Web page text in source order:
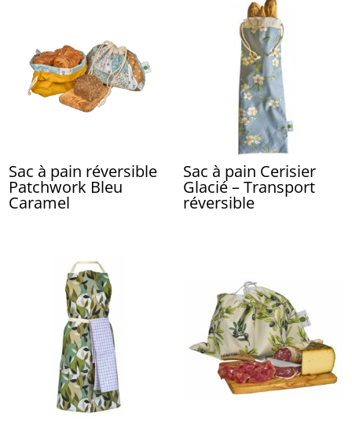
Sac à pain réversible
Patchwork Bleu
Caramel
Sac à pain Cerisier
Glacié – Transport
réversible